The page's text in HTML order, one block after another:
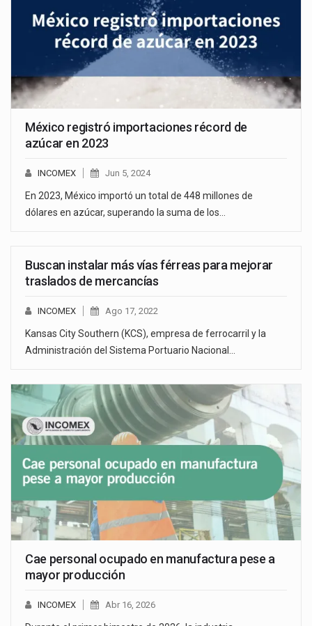
México registró importaciones récord de
azúcar en 2023
INCOMEX Jun 5, 2024
En 2023, México importó un total de 448 millones de
dólares en azúcar, superando la suma de los…
Buscan instalar más vías férreas para mejorar
traslados de mercancías
INCOMEX Ago 17, 2022
Kansas City Southern (KCS), empresa de ferrocarril y la
Administración del Sistema Portuario Nacional…
Cae personal ocupado en manufactura pese a
mayor producción
INCOMEX Abr 16, 2026